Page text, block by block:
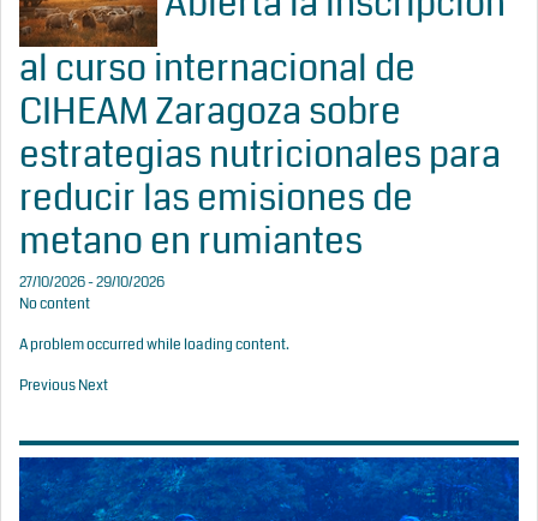
al curso internacional de
CIHEAM Zaragoza sobre
estrategias nutricionales para
reducir las emisiones de
metano en rumiantes
27/10/2026 - 29/10/2026
No content
A problem occurred while loading content.
PreviousNext